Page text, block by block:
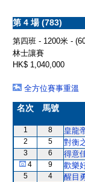
第 4 場 (783)
第四班 - 1200米 -
林士讓賽
HK$ 1,040,000
全方位賽事重溫
名次 馬號
1 8 皇龍
2 5 對衡
3 6 得意
4 9 歡樂
5 4 醒目